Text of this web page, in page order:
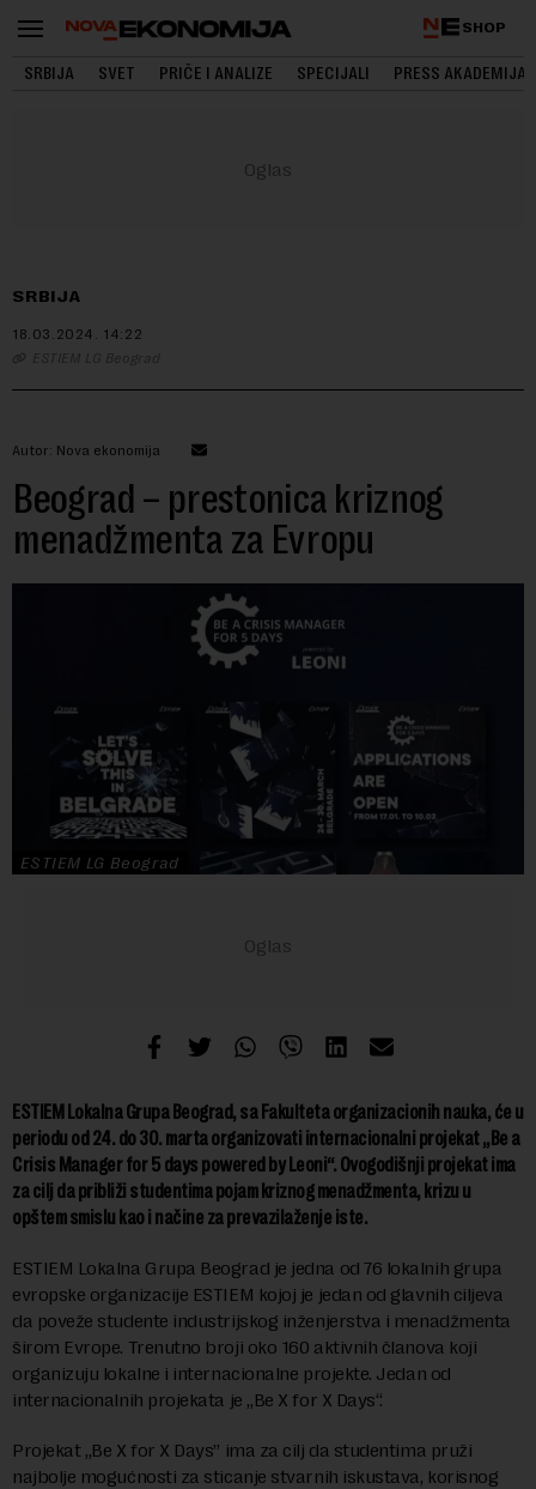
SHOP
SRBIJA SVET PRIČE I ANALIZE SPECIJALI PRESS AKADEMIJA
SRBIJA
18.03.2024. 14:22
ESTIEM LG Beograd
Autor: Nova ekonomija
Beograd – prestonica kriznog
menadžmenta za Evropu
ESTIEM LG Beograd
ESTIEM Lokalna Grupa Beograd, sa Fakulteta organizacionih nauka, će u
periodu od 24. do 30. marta organizovati internacionalni projekat „Be a
Crisis Manager for 5 days powered by Leoni“. Ovogodišnji projekat ima
za cilj da približi studentima pojam kriznog menadžmenta, krizu u
opštem smislu kao i načine za prevazilaženje iste.
ESTIEM Lokalna Grupa Beograd je jedna od 76 lokalnih grupa
evropske organizacije ESTIEM kojoj je jedan od glavnih ciljeva
da poveže studente industrijskog inženjerstva i menadžmenta
širom Evrope. Trenutno broji oko 160 aktivnih članova koji
organizuju lokalne i internacionalne projekte. Jedan od
internacionalnih projekata je „Be X for X Days“.
Projekat „Be X for X Days” ima za cilj da studentima pruži
najbolje mogućnosti za sticanje stvarnih iskustava, korisnog